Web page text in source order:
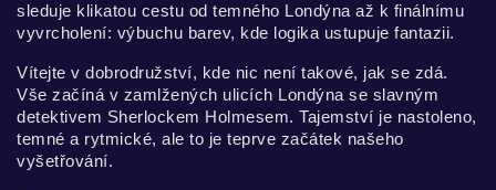
sleduje klikatou cestu od temného Londýna až k finálnímu
vyvrcholení: výbuchu barev, kde logika ustupuje fantazii.
Vítejte v dobrodružství, kde nic není takové, jak se zdá.
Vše začíná v zamlžených ulicích Londýna se slavným
detektivem Sherlockem Holmesem. Tajemství je nastoleno,
temné a rytmické, ale to je teprve začátek našeho
vyšetřování.